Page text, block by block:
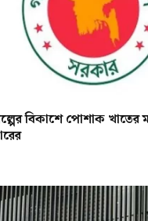
বিকাশে পোশাক